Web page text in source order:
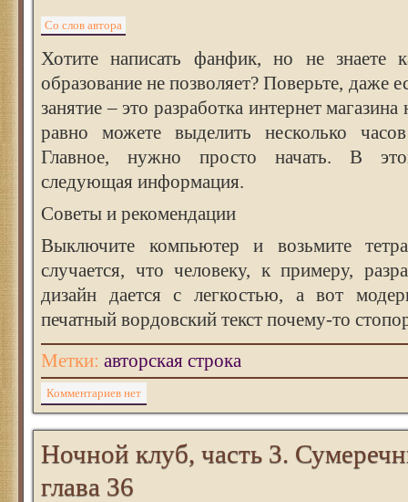
Со слов автора
Хотите написать фанфик, но не знаете
образование не позволяет? Поверьте, даже
занятие – это разработка интернет
равно можете выделить несколько
Главное, нужно просто начать. В
следующая информация.
Советы и рекомендации
Выключите компьютер и возьмите
случается, что человеку, к примеру,
дизайн дается с легкостью, а вот
печатный вордовский текст почему-то
Метки: авторская строка
Комментариев нет
Ночной клуб, часть 3.
глава 36